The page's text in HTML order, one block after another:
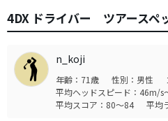
4DX ドライバー ツアースペ
n_koji
年齢：71歳 性別：男性
平均ヘッドスピード：46m/s
平均スコア：80～84
平均